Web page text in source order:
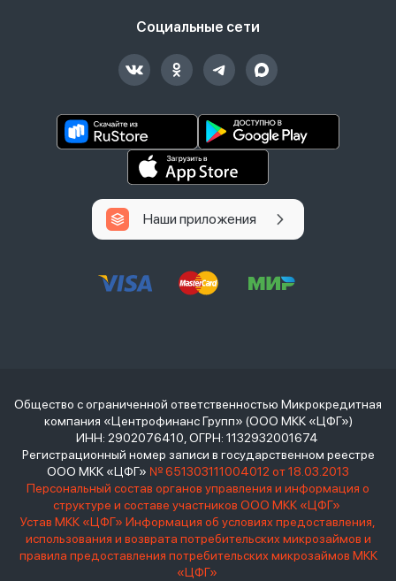
Социальные сети
Наши приложения
Общество с ограниченной ответственностью Микрокредитная
компания «Центрофинанс Групп» (ООО МКК «ЦФГ»)
ИНН: 2902076410, ОГРН: 1132932001674
Регистрационный номер записи в государственном реестре
ООО МКК «ЦФГ» № 651303111004012 от 18.03.2013
Персональный состав органов управления и информация о
структуре и составе участников ООО МКК «ЦФГ»
Устав МКК «ЦФГ» Информация об условиях предоставления,
использования и возврата потребительских микрозаймов и
правила предоставления потребительских микрозаймов МКК
«ЦФГ»